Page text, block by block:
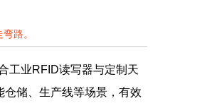
路。
工业RFID读写器与定制天
储、生产线等场景，有效